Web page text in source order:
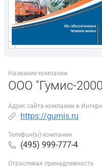
Название компании
ООО "Гумис-
Адрес сайта компании в
https://gumis.ru
Телефон(ы) компании
(495) 999-777-4
Отраслевая принадлежность